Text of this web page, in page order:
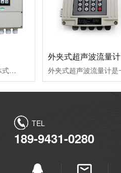
分体式电磁流量计,分体式电磁流量计的优点是压损极小，可测流量范围大。泛应用于石油化工、自来水、给水排水、水利灌溉、水处理、污水处理站(环保污水控制、化工污水、电镀污水)、造纸(纸浆)、泥浆、医药、食品等工农业的生产公司过程流量测量和控制。
外夹式超声波流量计
TEL
189-9431-0280